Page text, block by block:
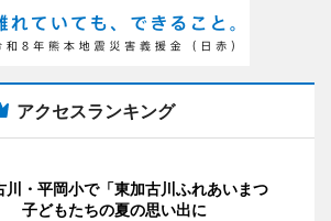
アクセスランキング
川・平岡小で「東加古川ふれあいまつ
子どもたちの夏の思い出に